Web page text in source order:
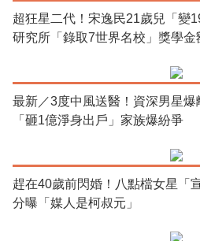
超狂星二代！宋逸民21歲兒「
研究所「錄取7世界名校」獎學
最新／3度中風送醫！資深男星
「砸1億淨身出戶」家族爆紛爭
趕在40歲前閃婚！八點檔女星
分曝「媒人是柯叔元」